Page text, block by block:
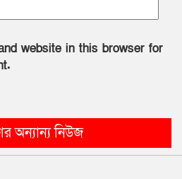
website in this browser for
অন্যান্য নিউজ